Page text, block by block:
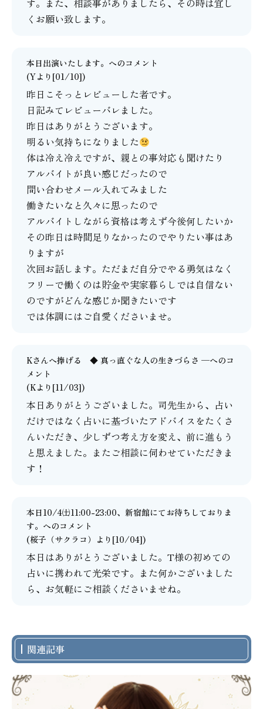
す。また、相談事がありましたら、その時は宜し
くお願い致します。
本日出演いたします。 へのコメント
(Yより[01/10])
昨日こそっとレビューした者です。
日記みてレビューバレました。
昨日はありがとうございます。
明るい気持ちになりました
体は冷え冷えですが、親との事対応も聞けたり
アルバイトが良い感じだったので
問い合わせメール入れてみました
働きたいなと久々に思ったので
アルバイトしながら資格は考えず今後何したいか
その昨日は時間足りなかったのでやりたい事はあ
りますが
次回お話します。ただまだ自分でやる勇気はなく
フリーで働くのは貯金や実家暮らしでは自信ない
のですがどんな感じか聞きたいです
では体調にはご自愛くださいませ。
Kさんへ捧げる ◆ 真っ直ぐな人の生きづらさ ─へのコ
メント
(Kより[11/03])
本日ありがとうございました。司先生から、占い
だけではなく占いに基づいたアドバイスをたくさ
んいただき、少しずつ考え方を変え、前に進もう
と思えました。またご相談に伺わせていただきま
す！
本日10/4㈯11:00-23:00、新宿館にてお待ちしておりま
す。 へのコメント
(桜子（サクラコ） より[10/04])
本日はありがとうございました。T様の初めての
占いに携われて光栄です。また何かございました
ら、お気軽にご相談くださいませね。
関連記事